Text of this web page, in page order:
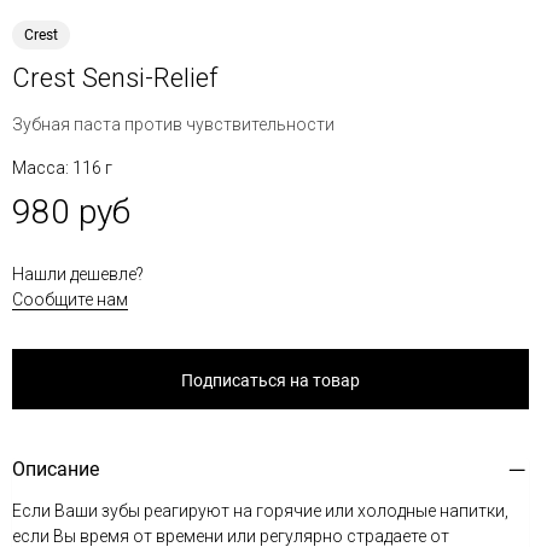
Crest
Crest Sensi-Relief
Зубная паста против чувствительности
Масса: 116 г
980 руб
Нашли дешевле?
Сообщите нам
Подписаться на товар
Описание
Если Ваши зубы реагируют на горячие или холодные напитки,
если Вы время от времени или регулярно страдаете от